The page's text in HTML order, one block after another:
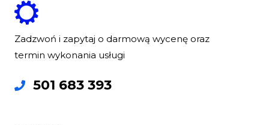
Zadzwoń i zapytaj o darmową wycenę oraz
termin wykonania usługi
501 683 393